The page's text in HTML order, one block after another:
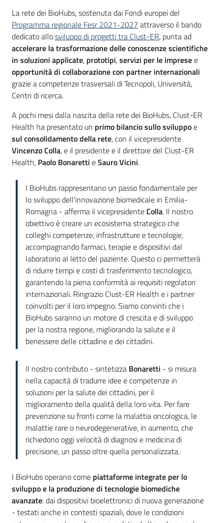
La rete dei BioHubs, sostenuta dai Fondi europei del
Programma regionale Fesr 2021-2027 attraverso il bando
dedicato allosviluppo di progetti tra Clust-ER, punta ad
accelerare la trasformazione delle conoscenze scientifiche
in soluzioni applicate, prototipi,servizi per le impresee
opportunità di collaborazione con partner internazionali
grazie a competenze trasversali di Tecnopoli, Università,
Centri di ricerca.
A pochi mesi dalla nascita della rete dei BioHubs, Clust-ER
Health ha presentato un primo bilancio sullo sviluppoe
sul consolidamento della rete, con il vicepresidente
Vincenzo Colla, e il presidente e il direttore del Clust-ER
Health, Paolo Bonaretti eSauro Vicini.
I BioHubs rappresentano un passo fondamentale per
lo sviluppo dell'innovazione biomedicale in Emilia-
Romagna - afferma il vicepresidenteColla. Il nostro
obiettivo è creare un ecosistema strategico che
colleghi competenze, infrastrutture e tecnologie,
accompagnando farmaci, terapie e dispositivi dal
laboratorio al letto del paziente. Questo ci permetterà
di ridurre tempi e costi di trasferimento tecnologico,
garantendo la piena conformità ai requisiti regolatori
internazionali. Ringrazio Clust-ER Health e i partner
coinvolti per il loro impegno. Siamo convinti che i
BioHubs saranno un motore di crescita e di sviluppo
per la nostra regione, migliorando la salute e il
benessere delle cittadine e dei cittadini.
Il nostro contributo - sintetizza Bonaretti - si misura
nella capacità di tradurre idee e competenze in
soluzioni per la salute dei cittadini, per il
miglioramento della qualità della loro vita. Per fare
prevenzione su fronti come la malattia oncologica, le
malattie rare o neurodegenerative, in aumento, che
richiedono oggi velocità di diagnosi e medicina di
precisione, un passo oltre quella personalizzata.
I BioHubs operano come piattaforme integrate per lo
sviluppo e la produzione di tecnologie biomediche
avanzate: dai dispositivi bioelettronici di nuova generazione
- testati anche in contesti spaziali, dove le condizioni